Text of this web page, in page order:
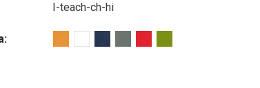
I-teach-ch-hi